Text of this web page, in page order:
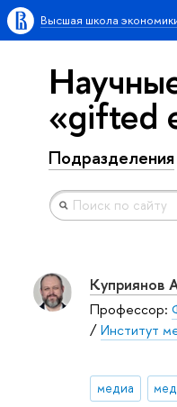
Высшая школа
«gifted
Подразделения
Куприянов
Профессор:
/Институт
медиа